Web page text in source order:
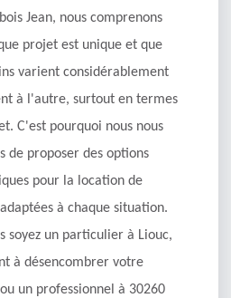
Jean, nous comprenons
projet est unique et que
varient considérablement
à l'autre, surtout en termes
C'est pourquoi nous nous
de proposer des options
pour la location de
à chaque situation.
soyez un particulier à Liouc,
à désencombrer votre
un professionnel à 30260